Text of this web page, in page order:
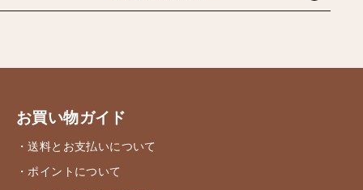
お買い物ガイド
・送料とお支払いについて
・ポイントについて